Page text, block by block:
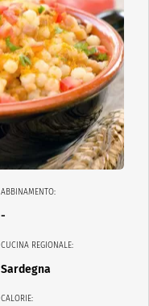
ABBINAMENTO:
-
CUCINA REGIONALE:
Sardegna
CALORIE: